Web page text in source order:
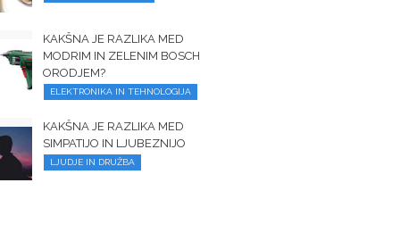
KAKŠNA JE RAZLIKA MED
MODRIM IN ZELENIM BOSCH
ORODJEM?
ELEKTRONIKA IN TEHNOLOGIJA
KAKŠNA JE RAZLIKA MED
SIMPATIJO IN LJUBEZNIJO
LJUDJE IN DRUŽBA